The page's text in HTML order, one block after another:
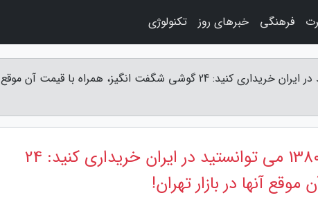
برترین گوشی هایی که دی ماه سال 1380 می توانستید در ایران خریداری کنید: 24 گوشی شگفت انگیز، همراه با قیمت آن موقع
برترین گوشی هایی که دی ماه سال 1380 می توانستید در ایران خریداری کنید: 24
آنها در بازار تهران!
فرهنگی خبرهای روز تکنولوژی